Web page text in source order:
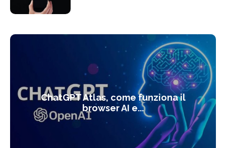
ChatGPT Atlas, come funziona il
browser AI e...